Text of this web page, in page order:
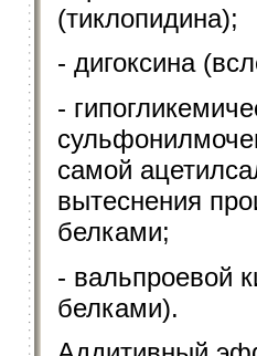
(тиклопидина);
- дигоксина
-
самой
вытеснения
белками;
- вальпроевой
белками).